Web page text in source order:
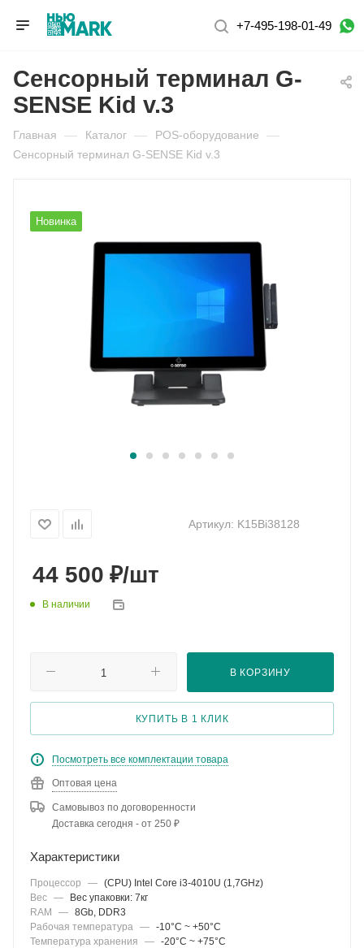
+7-495-198-01-49
Сенсорный терминал G-
SENSE Kid v.3
Главная — Каталог — POS-оборудование —
Сенсорный терминал G-SENSE Kid v.3
Новинка
Артикул: K15Bi38128
44 500 ₽/шт
В наличии
В КОРЗИНУ
КУПИТЬ В 1 КЛИК
Посмотреть все комплектации товара
Оптовая цена
Самовывоз по договоренности
Доставка сегодня - от 250 ₽
Характеристики
Процессор — (CPU) Intel Core i3-4010U (1,7GHz)
Вес —
Вес упаковки: 7кг
RAM
— 8Gb, DDR3
Рабочая температура — -10°C ~ +50°C
Температура хранения
— -20°C ~ +75°C